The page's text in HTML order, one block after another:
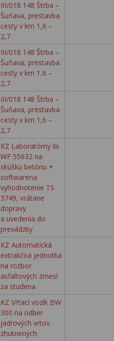
III/018 148 Štrba –
Šuňava, prestavba
cesty v km 1,6 –
2,7
III/018 148 Štrba –
Šuňava, prestavba
cesty v km 1,6 –
2,7
III/018 148 Štrba –
Šuňava, prestavba
cesty v km 1,6 –
2,7
KZ Laboratórny lis
WF 55632 na
skúšku betónu +
softwarena
vyhodnotenie TS
3749, vrátane
dopravy
a uvedenia do
prevádzky
KZ Automatická
extrakčná jednotka
na rozbor
asfaltových zmesí
za studena
KZ Vŕtací vozík BW
300 na odber
jadrových vrtov
zhutnených